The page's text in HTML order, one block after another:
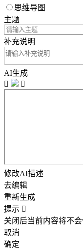
思维导图
主题
补充说明
AI生成


修改AI描述
去编辑
重新生成
提示 
关闭后当前内容将不会
取消
确定